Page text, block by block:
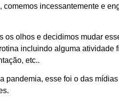
incessantemente e
os olhos e decidimos mudar
incluindo alguma atividade
etc..
pandemia, esse foi o das mídias